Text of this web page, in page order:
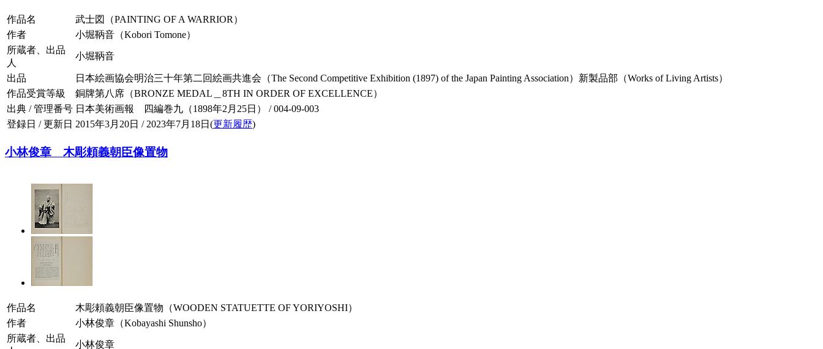
作品名
武士図（PAINTING OF A WARRIOR）
作者
小堀鞆音（Kobori Tomone）
所蔵者、出品
人
小堀鞆音
出品
日本絵画協会明治三十年第二回絵画共進会（The Second Competitive Exhibition (1897) of the Japan Painting Association）新製品部（Works of Living Artists）
作品受賞等級
銅牌第八席（BRONZE MEDAL＿8TH IN ORDER OF EXCELLENCE）
出典 / 管理番号 日本美術画報 四編巻九（1898年2月25日） / 004-09-003
登録日 / 更新日 2015年3月20日 / 2023年7月18日(更新履歴)
小林俊章 木彫頼義朝臣像置物
作品名
木彫頼義朝臣像置物（WOODEN STATUETTE OF YORIYOSHI）
作者
小林俊章（Kobayashi Shunsho）
所蔵者、出品
小林俊章